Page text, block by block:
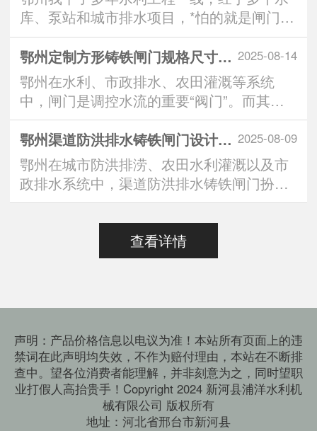
库、泵站和城市排水项目，*怕的就是闸门一
关，水从缝···
2025-08-14
鄂州定制方形铸铁闸门规格尺寸：匹配工程需求的智慧之选
鄂州在水利、市政排水、农田灌溉等系统
中，闸门是调控水流的重要“阀门”。而其
中，“定制方形铸铁闸···
2025-08-09
鄂州渠道防洪排水铸铁闸门设计标准：安全与效能的双重有助于维持
鄂州在城市防洪排涝、农田水利灌溉以及市
政排水系统中，渠道防洪排水铸铁闸门扮演
着“水路守门人”的···
查看详情
声明：产品价格信息以电议为准！本站所有页面上的违
禁词在此声明均失效，不作为赔付理由，本站在不断排
查中。望各位消费者能理解，并非刻意为之，同时望职
业打假人高抬贵手！Copyright 2024 新河县浦洋水利机
械有限公司 版权所有
地址：河北省邢台市新河县